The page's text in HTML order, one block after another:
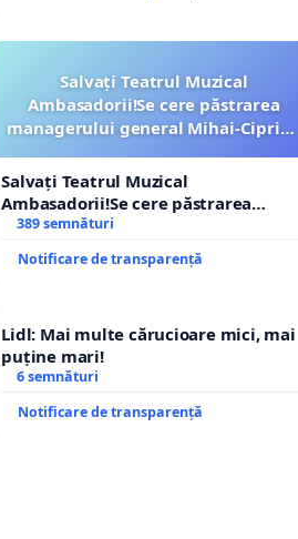
Salvați Teatrul Muzical
Ambasadorii!Se cere păstrarea
managerului general Mihai-Ciprian
Salvați Teatrul Muzical
Ambasadorii!Se cere păstrarea
managerului general Mihai-Ciprian
389 semnături
Notificare de transparență
Lidl: Mai multe cărucioare mici, mai
puține mari!
6 semnături
Notificare de transparență